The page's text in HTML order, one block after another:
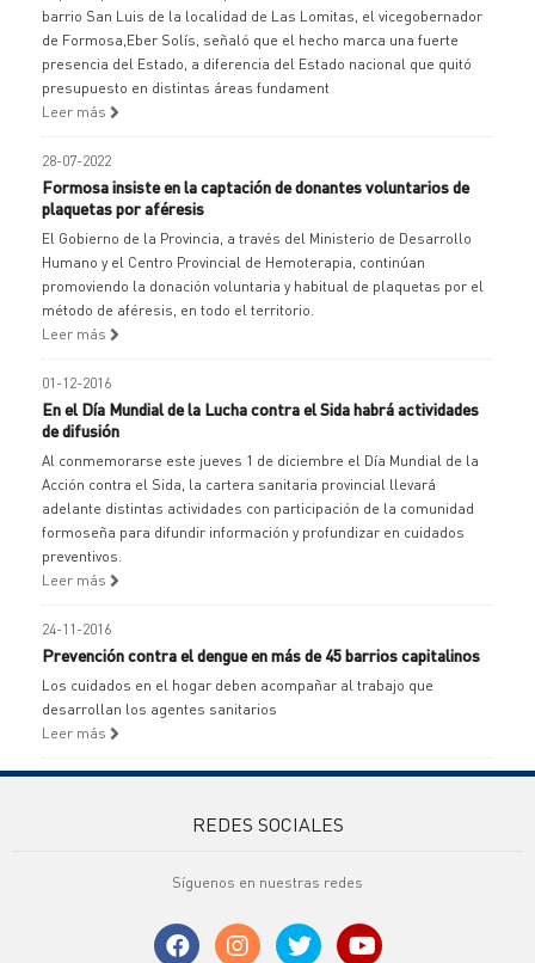
barrio San Luis de la localidad de Las Lomitas, el vicegobernador
de Formosa,Eber Solís, señaló que el hecho marca una fuerte
presencia del Estado, a diferencia del Estado nacional que quitó
presupuesto en distintas áreas fundament
Leer más
28-07-2022
Formosa insiste en la captación de donantes voluntarios de
plaquetas por aféresis
El Gobierno de la Provincia, a través del Ministerio de Desarrollo
Humano y el Centro Provincial de Hemoterapia, continúan
promoviendo la donación voluntaria y habitual de plaquetas por el
método de aféresis, en todo el territorio.
Leer más
01-12-2016
En el Día Mundial de la Lucha contra el Sida habrá actividades
de difusión
Al conmemorarse este jueves 1 de diciembre el Día Mundial de la
Acción contra el Sida, la cartera sanitaria provincial llevará
adelante distintas actividades con participación de la comunidad
formoseña para difundir información y profundizar en cuidados
preventivos.
Leer más
24-11-2016
Prevención contra el dengue en más de 45 barrios capitalinos
Los cuidados en el hogar deben acompañar al trabajo que
desarrollan los agentes sanitarios
Leer más
REDES SOCIALES
Síguenos en nuestras redes